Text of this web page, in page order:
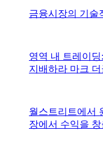
금융시장의 기술
영역 내 트레이
지배하라 마크
월스트리트에서
장에서 수익을